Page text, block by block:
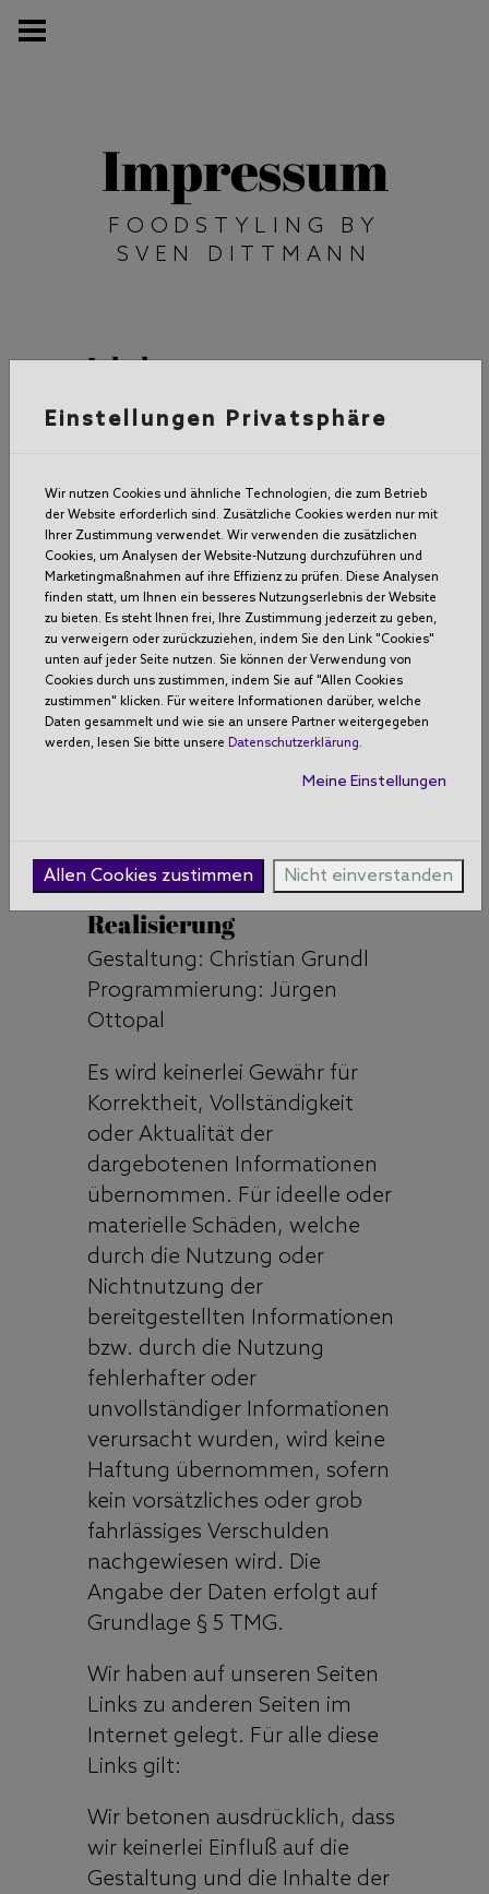
Impressum
FOODSTYLING BY
SVEN DITTMANN
Inhaber
Sven Dittmann
Foodstyllist
Türkenfeld 49
84098 Hohenthann
Deutschland
info@foodstyling-
svendittmann.com
Mobil: +49 171 - 219 80 32
Fon: +49 8784 - 744
Inhaltlich Verantwortlich
Sven Dittmann
Realisierung
Gestaltung: Christian Grundl
Programmierung: Jürgen
Ottopal
Es wird keinerlei Gewähr für
Korrektheit, Vollständigkeit
oder Aktualität der
dargebotenen Informationen
übernommen. Für ideelle oder
materielle Schäden, welche
durch die Nutzung oder
Nichtnutzung der
bereitgestellten Informationen
bzw. durch die Nutzung
fehlerhafter oder
unvollständiger Informationen
verursacht wurden, wird keine
Haftung übernommen, sofern
kein vorsätzliches oder grob
fahrlässiges Verschulden
nachgewiesen wird. Die
Angabe der Daten erfolgt auf
Grundlage § 5 TMG.
Wir haben auf unseren Seiten
Links zu anderen Seiten im
Internet gelegt. Für alle diese
Links gilt:
Wir betonen ausdrücklich, dass
wir keinerlei Einfluß auf die
Gestaltung und die Inhalte der
Einstellungen Privatsphäre
Wir nutzen Cookies und ähnliche Technologien, die zum Betrieb
der Website erforderlich sind. Zusätzliche Cookies werden nur mit
Ihrer Zustimmung verwendet. Wir verwenden die zusätzlichen
Cookies, um Analysen der Website-Nutzung durchzuführen und
Marketingmaßnahmen auf ihre Effizienz zu prüfen. Diese Analysen
finden statt, um Ihnen ein besseres Nutzungserlebnis der Website
zu bieten. Es steht Ihnen frei, Ihre Zustimmung jederzeit zu geben,
zu verweigern oder zurückzuziehen, indem Sie den Link "Cookies"
unten auf jeder Seite nutzen. Sie können der Verwendung von
Cookies durch uns zustimmen, indem Sie auf "Allen Cookies
zustimmen" klicken. Für weitere Informationen darüber, welche
Daten gesammelt und wie sie an unsere Partner weitergegeben
werden, lesen Sie bitte unsere Datenschutzerklärung.
Meine Einstellungen
Nicht einverstanden
Allen Cookies zustimmen